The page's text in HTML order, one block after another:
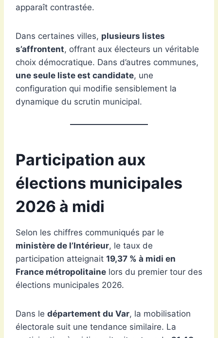
apparaît contrastée.
Dans certaines villes, plusieurs listes
s’affrontent, offrant aux électeurs un véritable
choix démocratique. Dans d’autres communes,
une seule liste est candidate, une
configuration qui modifie sensiblement la
dynamique du scrutin municipal.
Participation aux
élections municipales
2026 à midi
Selon les chiffres communiqués par le
ministère de l’Intérieur, le taux de
participation atteignait 19,37 % à midi en
France métropolitaine lors du premier tour des
élections municipales 2026.
Dans le département du Var, la mobilisation
électorale suit une tendance similaire. La